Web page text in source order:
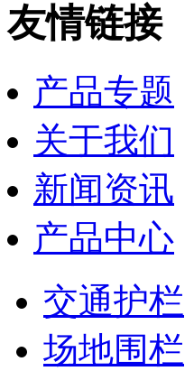
友情链接
产品专题
关于我们
新闻资讯
产品中心
交通护栏
场地围栏